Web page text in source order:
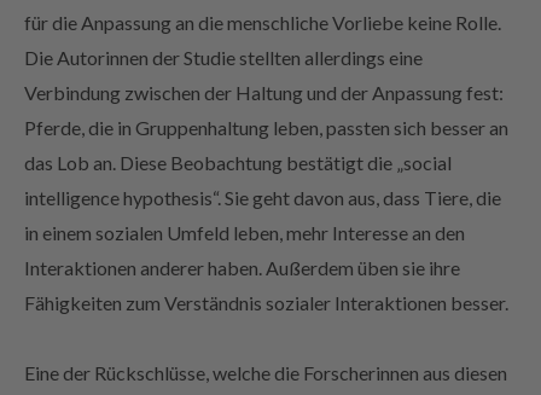
für die Anpassung an die menschliche Vorliebe keine Rolle.
Die Autorinnen der Studie stellten allerdings eine
Verbindung zwischen der Haltung und der Anpassung fest:
Pferde, die in Gruppenhaltung leben, passten sich besser an
das Lob an. Diese Beobachtung bestätigt die „social
intelligence hypothesis“. Sie geht davon aus, dass Tiere, die
in einem sozialen Umfeld leben, mehr Interesse an den
Interaktionen anderer haben. Außerdem üben sie ihre
Fähigkeiten zum Verständnis sozialer Interaktionen besser.
Eine der Rückschlüsse, welche die Forscherinnen aus diesen